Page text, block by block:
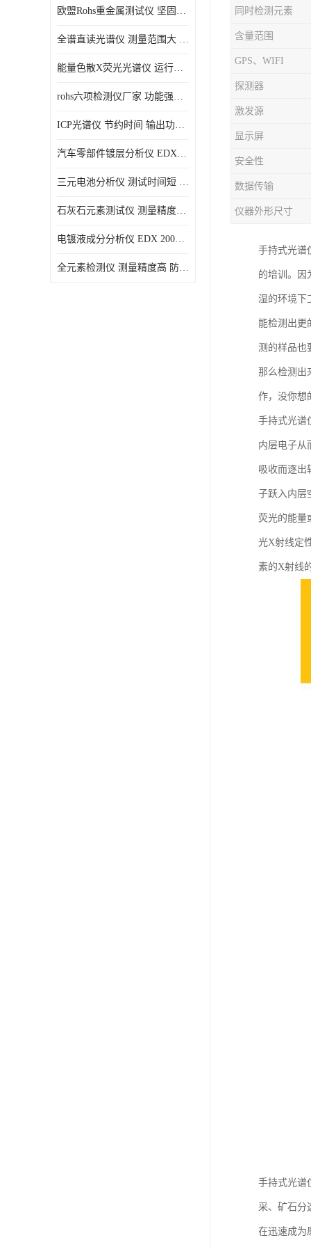
光电直读光谱仪
便携式水质重金属检测仪
欧盟Rohs重金属测试仪 坚固耐用 测试结果清晰显示
全谱直读光谱仪 测量范围大 抗干扰性能好
能量色散X荧光光谱仪 运行稳定性高 方便样品的测量
rohs六项检测仪厂家 功能强大 可直接分析
ICP光谱仪 节约时间 输出功率稳定
汽车零部件镀层分析仪 EDX600PLUS 自动谱线识别
三元电池分析仪 测试时间短 体积小 方便便携
石灰石元素测试仪 测量精度高 测量方便 快捷
电镀液成分分析仪 EDX 2000A 测量 穿透力强
全元素检测仪 测量精度高 防尘 防水性能好
同时检测元素
含量范围
GPS、WIFI
探测器
激发源
显示屏
安全性
数据传输
仪器外形尺寸
手持式光谱
的培训。因
湿的环境下
能检测出更
测的样品也
那么检测出
作，没你想
手持式光谱
内层电子从
吸收而逐出
子跃入内层
荧光的能量
光X射线定
素的X射线
手持式光谱
采、矿石分
在迅速成为